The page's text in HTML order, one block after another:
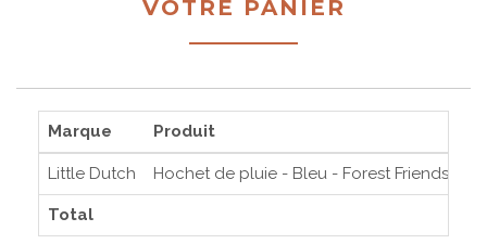
VOTRE PANIER
Marque Produit
Little Dutch Hochet de pluie - Bleu - Forest Friends
Total